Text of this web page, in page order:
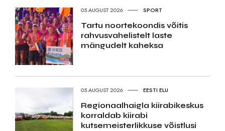
05.AUGUST 2026 SPORT
Tartu noortekoondis võitis
rahvusvahelistelt laste
mängudelt kaheksa
05.AUGUST 2026 EESTI ELU
Regionaalhaigla kiirabikeskus
korraldab kiirabi
kutsemeisterlikkuse võistlusi